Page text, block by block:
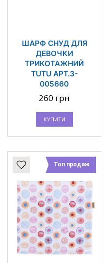
ШАРФ СНУД ДЛЯ
ДЕВОЧКИ
ТРИКОТАЖНИЙ
TUTU АРТ.3-
005660
260 грн
КУПИТИ
Топ продаж